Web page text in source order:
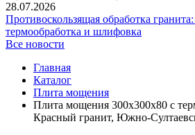
28.07.2026
Противоскользящая обработка
термообработка и шлифовка
Все новости
Главная
Каталог
Плита мощения
Плита мощения 300x300x80 с
Красный гранит, Южно-